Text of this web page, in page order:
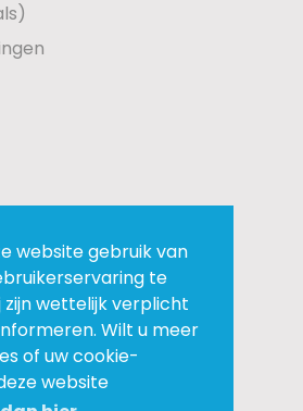
website gebruik van
te
wettelijk verplicht
Wilt u meer
of uw cookie-
website